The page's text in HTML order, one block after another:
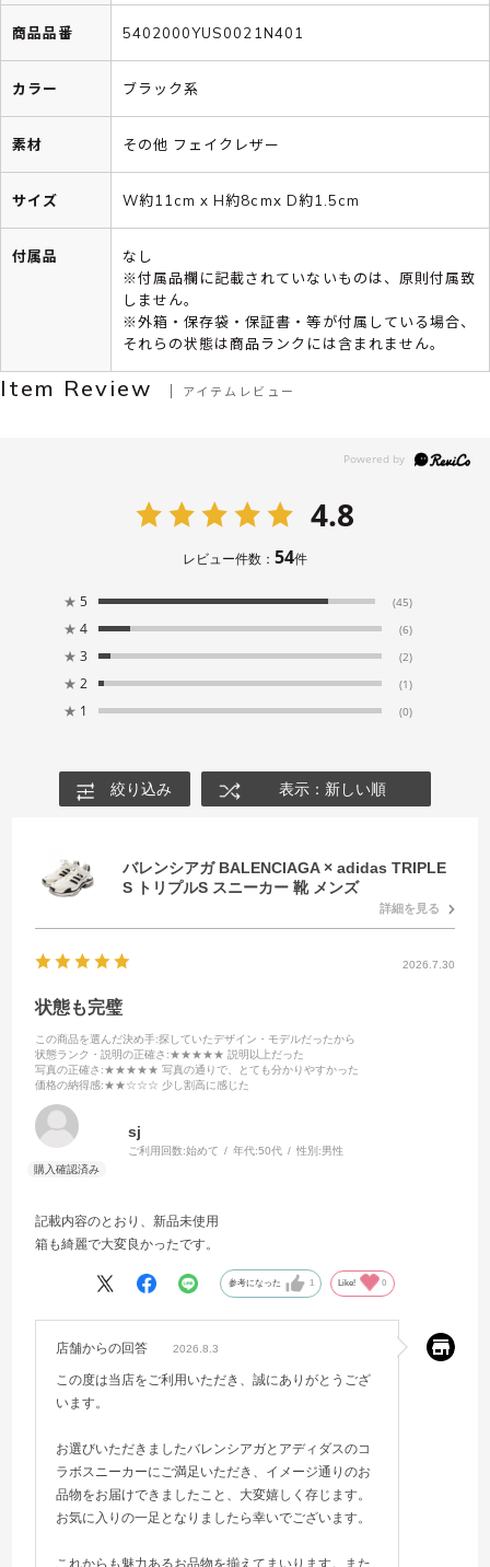
商品品番 5402000YUS0021N401
カラー ブラック系
素材 その他 フェイクレザー
サイズ W約11cm x H約8cmx D約1.5cm
付属品
なし
※付属品欄に記載されていないものは、原則付属致
しません。
※外箱・保存袋・保証書・等が付属している場合、
それらの状態は商品ランクには含まれません。
Item Review アイテムレビュー
4.8
レビュー件数： 54件
★ 5 (45)
★ 4 (6)
★ 3 (2)
★ 2 (1)
★ 1 (0)
絞り込み 表示：新しい順
バレンシアガ BALENCIAGA × adidas TRIPLE
S トリプルS スニーカー 靴 メンズ
詳細を見る
2026.7.30
状態も完璧
この商品を選んだ決め手:探していたデザイン・モデルだったから
状態ランク・説明の正確さ :★★★★★ 説明以上だった
写真の正確さ :★★★★★ 写真の通りで、とても分かりやすかった
価格の納得感:★★☆☆☆ 少し割高に感じた
sj
ご利用回数:始めて 年代:50代 性別:男性
記載内容のとおり、新品未使用
箱も綺麗で大変良かったです。
参考になった 1 Like! 0
店舗からの回答 2026.8.3
この度は当店をご利用いただき、誠にありがとうござ
います。
お選びいただきましたバレンシアガとアディダスのコ
ラボスニーカーにご満足いただき、イメージ通りのお
品物をお届けできましたこと、大変嬉しく存じます。
お気に入りの一足となりましたら幸いでございます。
これからも魅力あるお品物を揃えてまいります。また